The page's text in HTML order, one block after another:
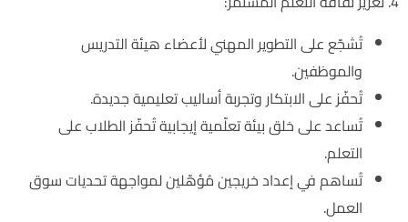
تُشجّع على التطوير المهني لأعضاء هيئة التدريس
والموظفين.
تُحفّز على الابتكار وتجربة أساليب تعليمية جديدة.
تُساعد على خلق بيئة تعلّمية إيجابية تُحفّز الطلاب على
التعلم.
تُساهم في إعداد خريجين مُؤهّلين لمواجهة تحديات سوق
العمل.